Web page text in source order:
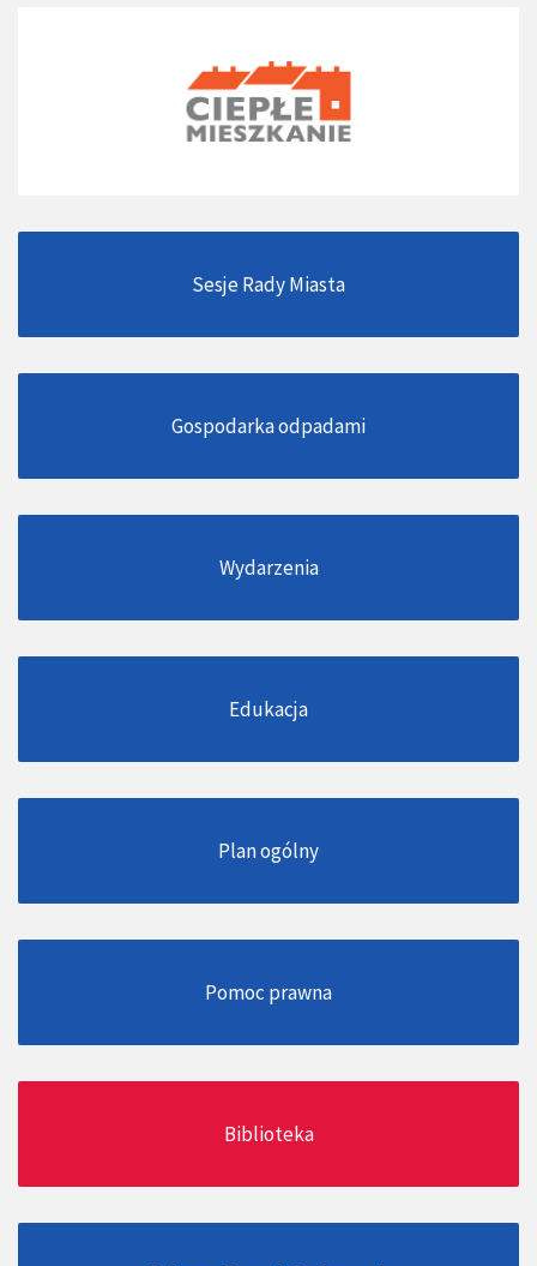
Sesje Rady Miasta
Gospodarka odpadami
Wydarzenia
Edukacja
Plan ogólny
Pomoc prawna
Biblioteka